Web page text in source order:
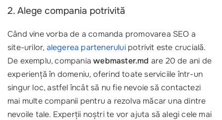
2. Alege compania potrivită
Când vine vorba de a comanda promovarea SEO a
site-urilor, alegerea parteneruluipotrivit este crucială.
De exemplu, companiawebmaster.md are 20 de ani de
experiență în domeniu, oferind toate serviciile într-un
singur loc, astfel încât să nu fie nevoie să contactezi
mai multe companii pentru a rezolva măcar una dintre
nevoile tale. Experții noștri te vor ajuta să alegi cele mai